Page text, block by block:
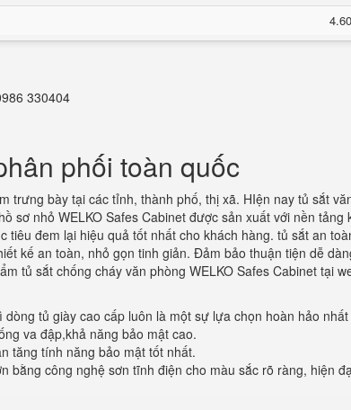
330404
phối toàn quốc
trưng bày tại các tỉnh, thành phố, thị xã. HIện nay tủ sắt
nhỏ WELKO Safes Cabinet được sản xuất với nền tảng
đem lại hiệu quả tốt nhất cho khách hàng. tủ sắt an
kế an toàn, nhỏ gọn tinh giản. Đảm bảo thuận tiện dễ
tủ sắt chống cháy văn phòng WELKO Safes Cabinet tại
tủ giày cao cấp luôn là một sự lựa chọn hoàn hảo
va đập,khả năng bảo mật cao.
tăng tính năng bảo mật tốt nhất.
công nghệ sơn tĩnh điện cho màu sắc rõ ràng, hiện